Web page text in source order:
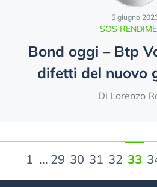
SOS
5 giugno
Bond oggi – Btp
difetti del nuovo
Di Lorenzo
1 ... 29 30 31 32 33